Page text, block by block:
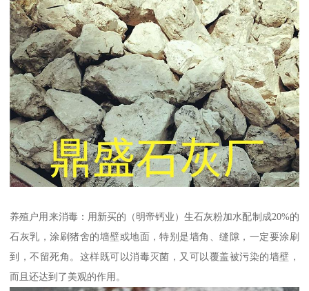
养殖户用来消毒：用新买的（明帝钙业）生石灰粉加水配制成20%的
石灰乳，涂刷猪舍的墙壁或地面，特别是墙角、缝隙，一定要涂刷
到，不留死角。这样既可以消毒灭菌，又可以覆盖被污染的墙壁，
而且还达到了美观的作用。